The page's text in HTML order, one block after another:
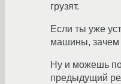
грузят.
Если ты уже
машины, зачем
Ну и можешь
предыдущий